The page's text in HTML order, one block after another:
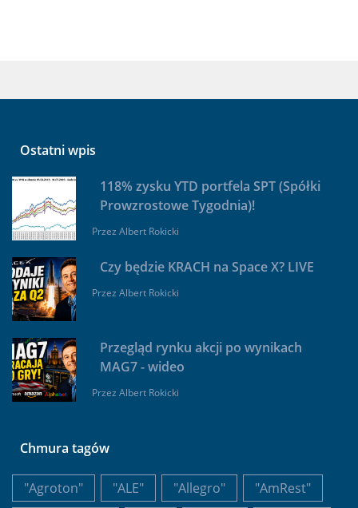
Ostatni wpis
118% zysku YTD portfela SPT (Spółki
Prowzrostowe Tygodnia)!
Przez Albert Rokicki
Czy będzie KRACH na Space X? LIVE
Przez Albert Rokicki
Przegląd rynku akcji po wynikach
MAG7 - wideo
Przez Albert Rokicki
Chmura tagów
"Agroton" "ALE" "Allegro"
"AmRest"